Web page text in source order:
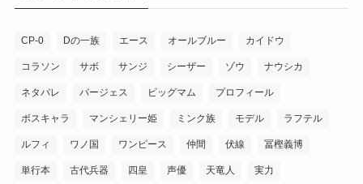
CP-0 Dの一族 エース オールブルー カイドウ
コラソン サボ サンジ シーザー ゾウ ナウシカ
ネタバレ バージェス ビッグマム プロフィール
ボスキャラ マンシェリー姫 ミンク族 モデル ラフテル
ルフィ ワノ国 ワンピース 仲間 伏線 冨樫義博
単行本 古代兵器 四皇 声優 天竜人 実力